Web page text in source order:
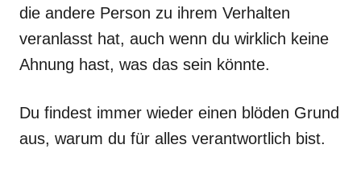
die andere Person zu ihrem Verhalten
veranlasst hat, auch wenn du wirklich keine
Ahnung hast, was das sein könnte.
Du findest immer wieder einen blöden Grund
aus, warum du für alles verantwortlich bist.